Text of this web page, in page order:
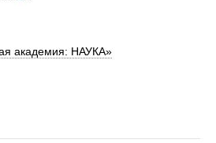
академия: НАУКА»